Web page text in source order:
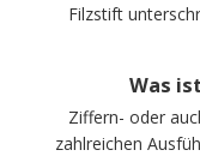
Filzstift
Was
Ziffern- oder
zahlreichen